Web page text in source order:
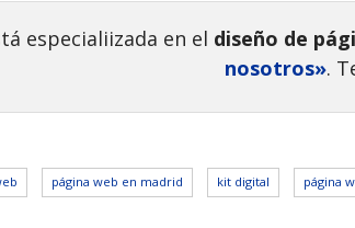
especialiizada en el diseño de
nosotros».
página web en madrid kit digital página